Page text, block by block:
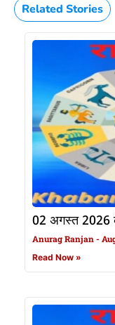
Related Stories
02 अगस्त 2026
Anurag Ranjan
Read Now »